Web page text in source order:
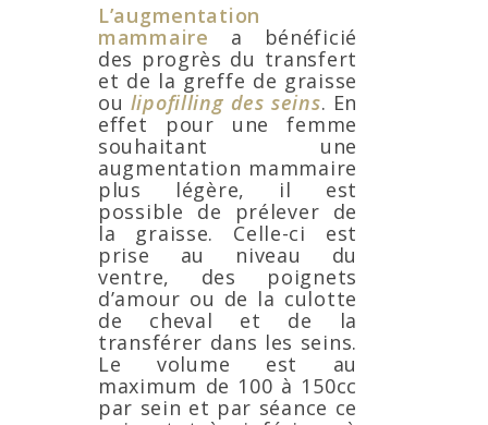
L’augmentation
mammaire a bénéficié
des progrès du transfert
et de la greffe de graisse
ou lipofilling des seins. En
effet pour une femme
souhaitant une
augmentation mammaire
plus légère, il est
possible de prélever de
la graisse. Celle-ci est
prise au niveau du
ventre, des poignets
d’amour ou de la culotte
de cheval et de la
transférer dans les seins.
Le volume est au
maximum de 100 à 150cc
par sein et par séance ce